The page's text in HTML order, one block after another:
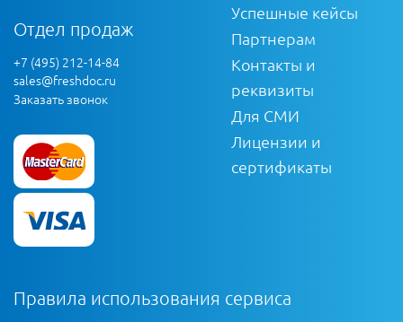
Отдел продаж
+7 (495) 212-14-84
sales@freshdoc.ru
Заказать звонок
Успешные кейсы
Партнерам
Контакты и
реквизиты
Для СМИ
Лицензии и
сертификаты
Правила использования сервиса